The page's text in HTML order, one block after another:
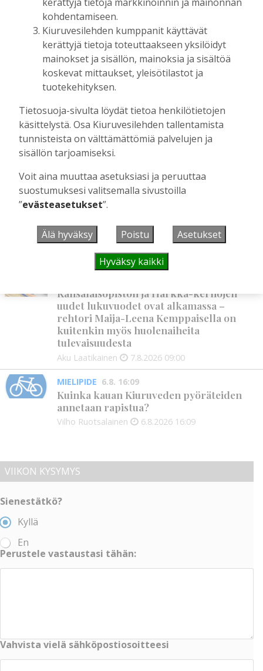
UUSIMMAT
MIELIPIDE 7.8. 12:26
Terveisiä eduskuntaan
HYVINVOINTIALUE 7.8. 12:00
Kiuruvedelle ja Iisalmeen
ostopalvelulääkäri – tarkoituksena on
Aku Laatikainen 7.8.2026 12:00
GOLF 7.8. 11:33
tukea Kiuruveden nuorille – palkittavat
julkaistaan loppuvuodesta
Aku Laatikainen 7.8.2026 11:33
Kansalaisopiston ja Harkka-kerhojen
uudet lukuvuodet ovat alkamassa –
rehtori Maija-Leena Kemppaisella on
kuitenkin myös huolenaiheita
tulevaisuudesta
Aku Laatikainen 7.8.2026 09:00
MIELIPIDE 6.8. 16:09
Kuinka kauan Kiuruveden pyöräteiden
annetaan rapistua?
Vilho Ruotsalainen 6.8.2026 16:09
VIIKON KYSYMYS
Sienestätkö?
Kyllä
En
Perustele vastaustasi tähän:
Vahvista vielä sähköpostiosoitteesi
kohdentamiseen.
Kiuruvesilehden kumppanit käyttävät
kerättyjä tietoja toteuttaakseen yksilöidyt
mainokset ja sisällön, mainoksia ja sisältöä
koskevat mittaukset, yleisötilastot ja
tuotekehityksen.
Tietosuoja-sivulta löydät tietoa henkilötietojen
käsittelystä. Osa Kiuruvesilehden tallentamista
tunnisteista on välttämättömiä palvelujen ja
sisällön tarjoamiseksi.
Voit aina muuttaa asetuksiasi ja peruuttaa
suostumuksesi valitsemalla sivustoilla
”evästeasetukset”.
Älä hyväksy Poistu Asetukset
Hyväksy kaikki